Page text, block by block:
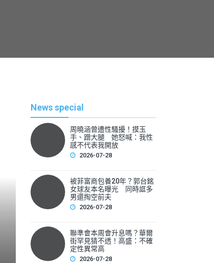
聯準會本周會升息嗎？華
News special
周曉涵曾遭性騷擾！摸玉
手、蹭大腿 她怒喊：我性
感不代表我開放
2026-07-28
被菲富商包養20年？郭台銘
女球友本名曝光 同時誆多
男還掏空前夫
2026-07-28
聯準會本周會升息嗎？華爾
街罕見猜不透！高盛：不確
定性異常高
2026-07-28